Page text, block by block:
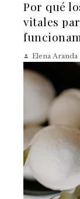
Por qué
vitales
Elena Aranda